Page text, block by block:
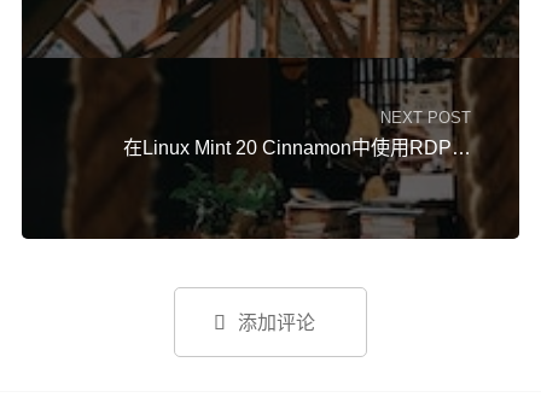
NEXT POST
在Linux Mint 20 Cinnamon中使用RDP远程桌面
 添加评论